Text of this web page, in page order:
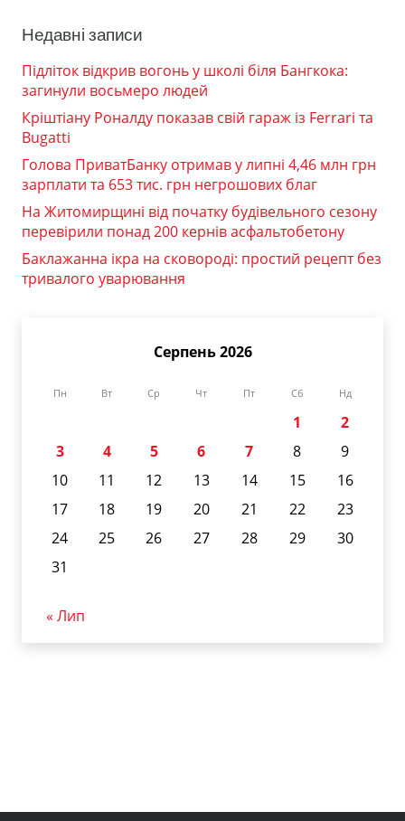
Недавні записи
Підліток відкрив вогонь у школі біля Бангкока:
загинули восьмеро людей
Кріштіану Роналду показав свій гараж із Ferrari та
Bugatti
Голова ПриватБанку отримав у липні 4,46 млн грн
зарплати та 653 тис. грн негрошових благ
На Житомирщині від початку будівельного сезону
перевірили понад 200 кернів асфальтобетону
Баклажанна ікра на сковороді: простий рецепт без
тривалого уварювання
Серпень 2026
Пн Вт Ср Чт Пт Сб Нд
1
2
3
4 5 6 7 8
9
10
11 12 13 14 15
16
17
18 19 20 21 22
23
24
25 26 27 28 29
30
31
« Лип